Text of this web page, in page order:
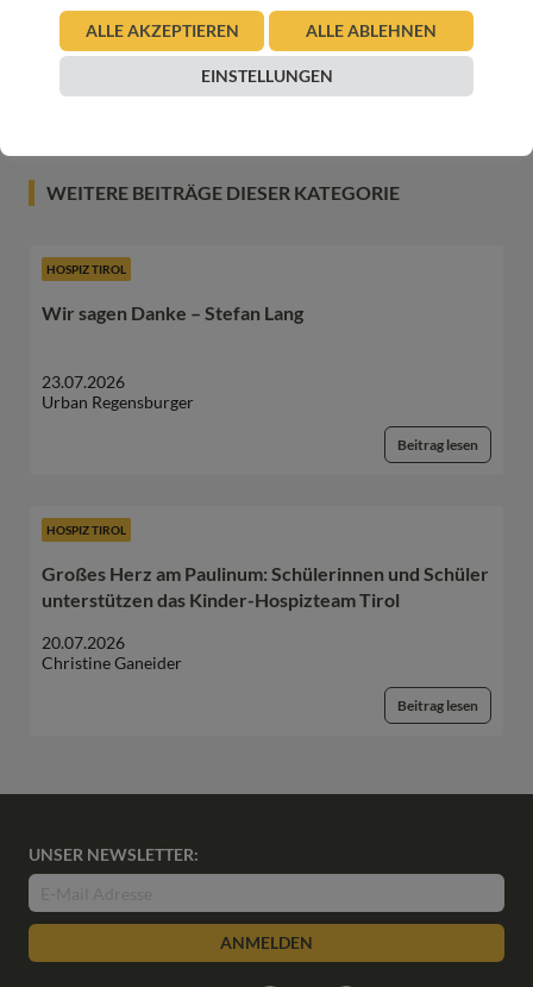
SCHENKEN
SPENDEN
WEITERE BEITRÄGE DIESER KATEGORIE
HOSPIZ TIROL
Wir sagen Danke – Stefan Lang
23.07.2026
Urban Regensburger
Beitrag lesen
HOSPIZ TIROL
Großes Herz am Paulinum: Schülerinnen und Schüler
unterstützen das Kinder-Hospizteam Tirol
20.07.2026
Christine Ganeider
Beitrag lesen
UNSER NEWSLETTER:
ANMELDEN
ALLE AKZEPTIEREN ALLE ABLEHNEN
EINSTELLUNGEN